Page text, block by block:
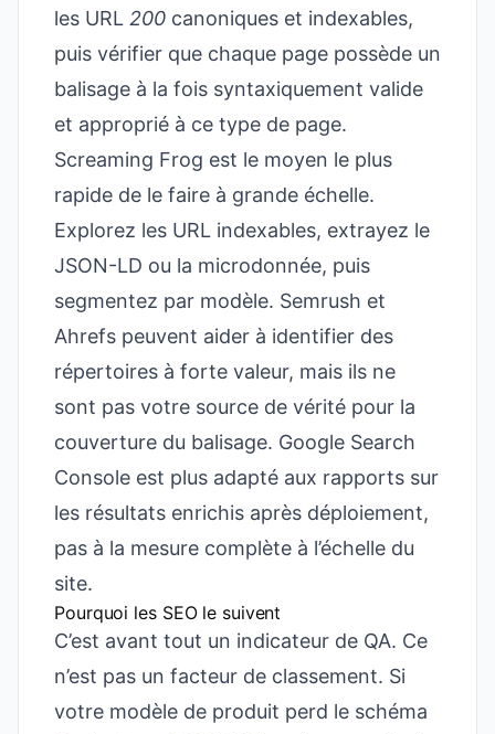
les URL 200 canoniques et indexables,
puis vérifier que chaque page possède un
balisage à la fois syntaxiquement valide
et approprié à ce type de page.
Screaming Frog est le moyen le plus
rapide de le faire à grande échelle.
Explorez les URL indexables, extrayez le
JSON-LD ou la microdonnée, puis
segmentez par modèle. Semrush et
Ahrefs peuvent aider à identifier des
répertoires à forte valeur, mais ils ne
sont pas votre source de vérité pour la
couverture du balisage. Google Search
Console est plus adapté aux rapports sur
les résultats enrichis après déploiement,
pas à la mesure complète à l’échelle du
site.
Pourquoi les SEO le suivent
C’est avant tout un indicateur de QA. Ce
n’est pas un facteur de classement. Si
votre modèle de produit perd le schéma